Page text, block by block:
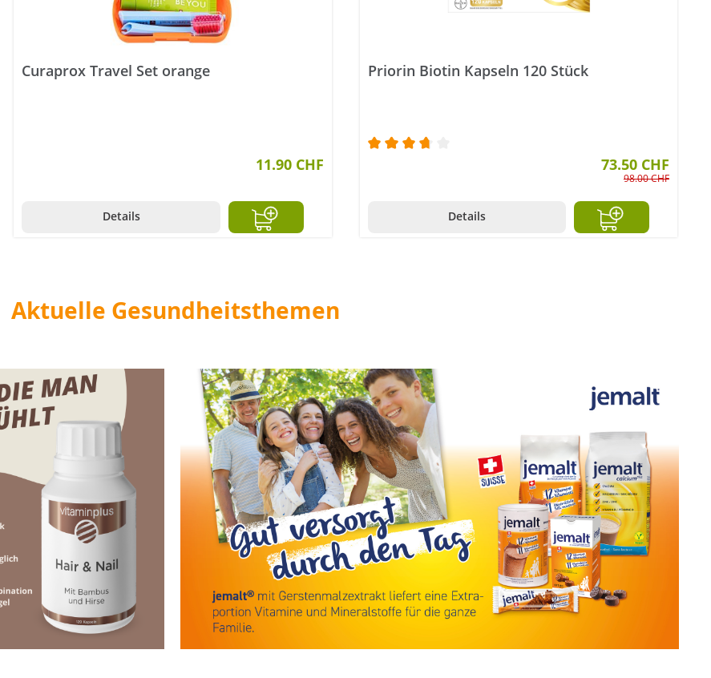
Curaprox Travel Set orange
11.90 CHF
Details
Priorin Biotin Kapseln 120 Stück
Durchschnittliche Bewertung von 3.8 von 5
73.50 CHF
98.00 CHF
Details
Aktuelle Gesundheitsthemen